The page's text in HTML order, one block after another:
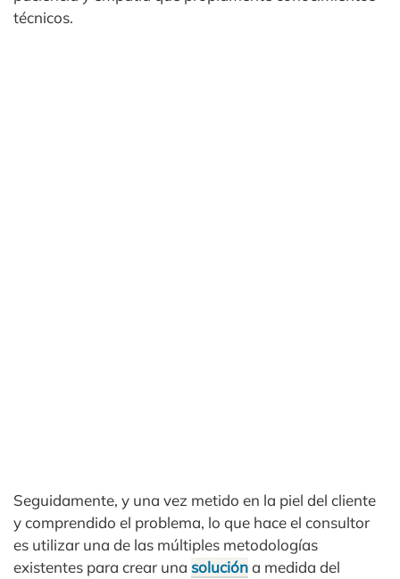
técnicos.
Seguidamente, y una vez metido en la piel del cliente
y comprendido el problema, lo que hace el consultor
es utilizar una de las múltiples metodologías
existentes para crear una solucióna medida del